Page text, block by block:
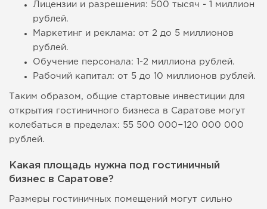
Лицензии и разрешения: 500 тысяч - 1 миллион
рублей.
Маркетинг и реклама: от 2 до 5 миллионов
рублей.
Обучение персонала: 1-2 миллиона рублей.
Рабочий капитал: от 5 до 10 миллионов рублей.
Таким образом, общие стартовые инвестиции для
открытия гостиничного бизнеса в Саратове могут
колебаться в пределах: 55 500 000−120 000 000
рублей.
Какая площадь нужна под гостиничный
бизнес в Саратове?
Размеры гостиничных помещений могут сильно